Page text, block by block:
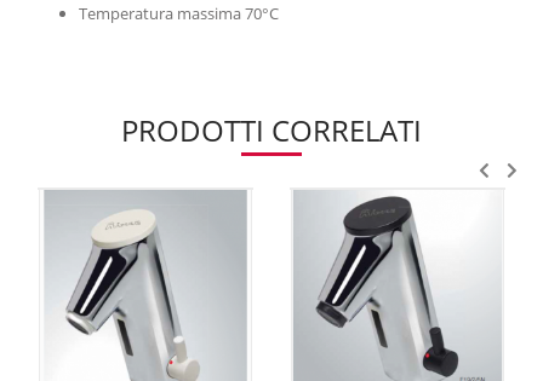
Temperatura massima 70°C
PRODOTTI CORRELATI